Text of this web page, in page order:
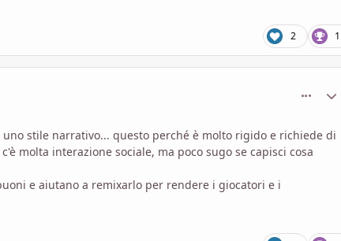
2 1
stile narrativo... questo perché è molto rigido e richiede di
molta interazione sociale, ma poco sugo se capisci cosa
e aiutano a remixarlo per rendere i giocatori e i